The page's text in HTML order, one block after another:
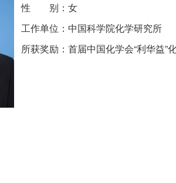
性 别：女
工作单位：中国科学院化学研究所
所获奖励：首届中国化学会“利华益”